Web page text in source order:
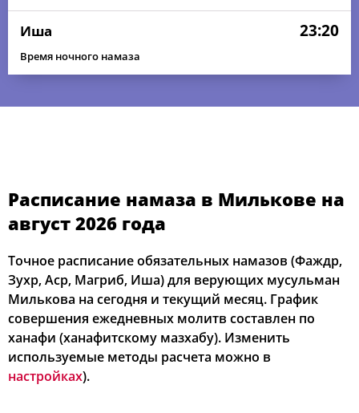
Иша 23:20
Время ночного намаза
Расписание намаза в Милькове на
август 2026 года
Точное расписание обязательных намазов (Фаждр,
Зухр, Аср, Магриб, Иша) для верующих мусульман
Милькова на сегодня и текущий месяц. График
совершения ежедневных молитв составлен по
ханафи (ханафитскому мазхабу). Изменить
используемые методы расчета можно в
настройках).